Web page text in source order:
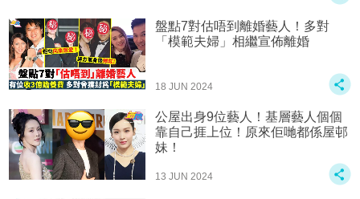
盤點7對估唔到離婚藝人！多對
「模範夫婦」相繼宣佈離婚
18 JUN 2024
公屋出身9位藝人！基層藝人個個
靠自己捱上位！原來佢哋都係屋邨
妹！
13 JUN 2024